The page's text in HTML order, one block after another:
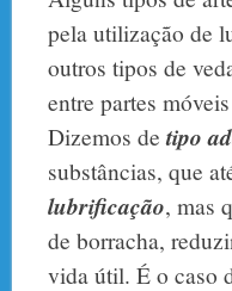
pela utilização de
outros tipos de
entre partes
Dizemos detipo
substâncias, que
lubrificação, mas
de borracha,
vida útil. É o caso